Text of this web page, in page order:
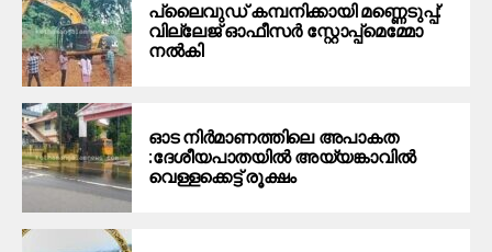
പ്ലൈവുഡ് കമ്പനിക്കായി മണ്ണെടുപ്പ്:
വില്ലേജ് ഓഫീസർ സ്റ്റോപ്പ്മെമ്മോ
നൽകി
ഓട നിർമാണത്തിലെ അപാകത
:ദേശീയപാതയിൽ അയ്യങ്കാവിൽ
വെള്ളക്കെട്ട് രൂക്ഷം